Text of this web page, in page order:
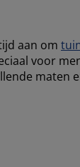
aan om
voor
maten